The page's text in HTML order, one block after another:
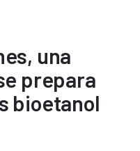
una
prepara
bioetanol